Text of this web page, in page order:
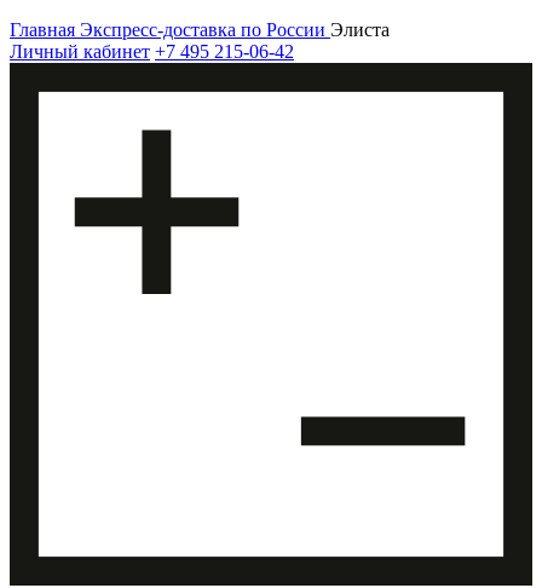
Главная Экспресс-доставка по России Элиста
Личный кабинет +7 495 215-06-42